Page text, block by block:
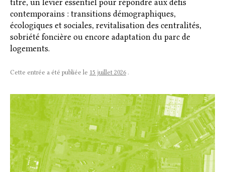
titre, un levier essentiel pour répondre aux défis
contemporains : transitions démographiques,
écologiques et sociales, revitalisation des centralités,
sobriété foncière ou encore adaptation du parc de
logements.
Cette entrée a été publiée le 15 juillet 2026 .